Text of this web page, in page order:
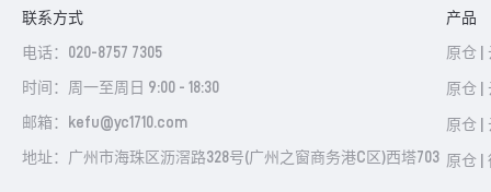
联系方式
电话：020-8757 7305
时间：周一至周日 9:00 - 18:30
邮箱：kefu@yc1710.com
地址：广州市海珠区沥滘路328号(广州之窗商务港C区)西塔703
产品
原仓 |
原仓 |
原仓 |
原仓 |